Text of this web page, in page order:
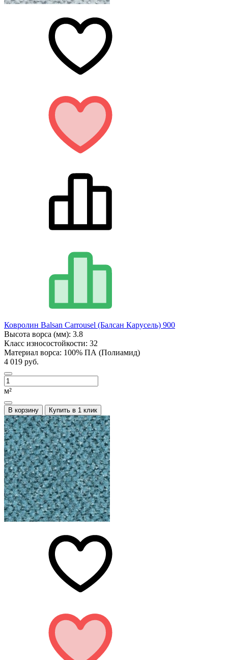
Ковролин Balsan Carrousel (Балсан Карусель) 900
Высота ворса (мм): 3.8
Класс износостойкости: 32
Материал ворса: 100% ПА (Полиамид)
4 019 руб.
м²
В корзину Купить в 1 клик